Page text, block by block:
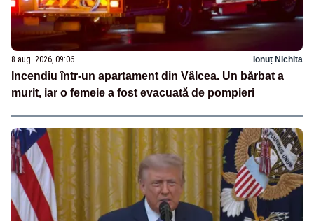
8 aug. 2026, 09:06 Ionuț Nichita
Incendiu într-un apartament din Vâlcea. Un bărbat a
murit, iar o femeie a fost evacuată de pompieri